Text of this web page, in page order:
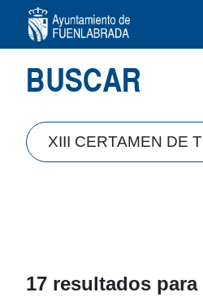
Búsqueda
BUSCAR
17 resultados para